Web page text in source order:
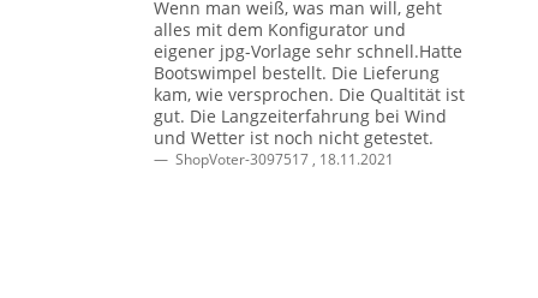
Wenn man weiß, was man will, geht
alles mit dem Konfigurator und
eigener jpg-Vorlage sehr schnell.Hatte
Bootswimpel bestellt. Die Lieferung
kam, wie versprochen. Die Qualtität ist
gut. Die Langzeiterfahrung bei Wind
und Wetter ist noch nicht getestet.
ShopVoter-3097517 , 18.11.2021